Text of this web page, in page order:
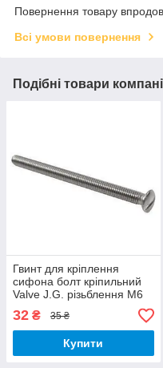
Повернення товару
Всі умови повернення
Подібні товари
Гвинт для кріплення
сифона болт кріпильний
Valve J.G. різьблення М6
довжина 70 мм
нержавіюча сталь
32 ₴ 35 ₴
Купити